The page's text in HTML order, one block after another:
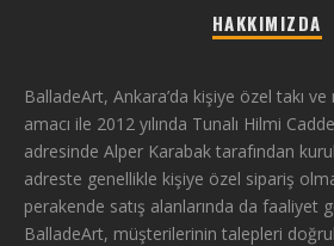
HAKKIMIZDA
BalladeArt, Ankara’da kişiye özel takı
amacı ile 2012 yılında Tunalı Hilmi
adresinde Alper Karabak tarafından
adreste genellikle kişiye özel sipariş
perakende satış alanlarında da faaliyet
BalladeArt, müşterilerinin talepleri